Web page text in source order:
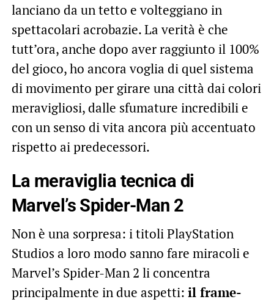
lanciano da un tetto e volteggiano in
spettacolari acrobazie. La verità è che
tutt’ora, anche dopo aver raggiunto il 100%
del gioco, ho ancora voglia di quel sistema
di movimento per girare una città dai colori
meravigliosi, dalle sfumature incredibili e
con un senso di vita ancora più accentuato
rispetto ai predecessori.
La meraviglia tecnica di
Marvel’s Spider-Man 2
Non è una sorpresa: i titoli PlayStation
Studios a loro modo sanno fare miracoli e
Marvel’s Spider-Man 2 li concentra
principalmente in due aspetti: il frame-